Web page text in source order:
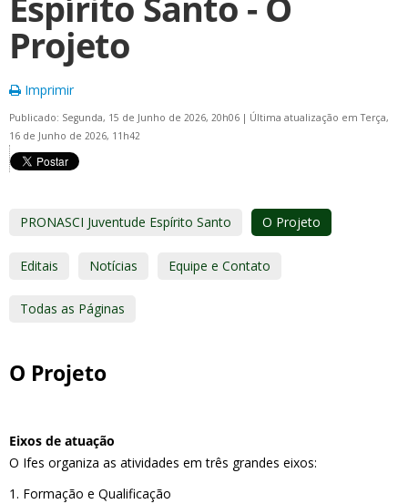
Projeto
Imprimir
Publicado: Segunda, 15 de Junho de 2026, 20h06 | Última atualização em Terça,
16 de Junho de 2026, 11h42
PRONASCI Juventude Espírito Santo O Projeto
Editais Notícias Equipe e Contato
Todas as Páginas
O Projeto
Eixos de atuação
O Ifes organiza as atividades em três grandes eixos:
1. Formação e Qualificação